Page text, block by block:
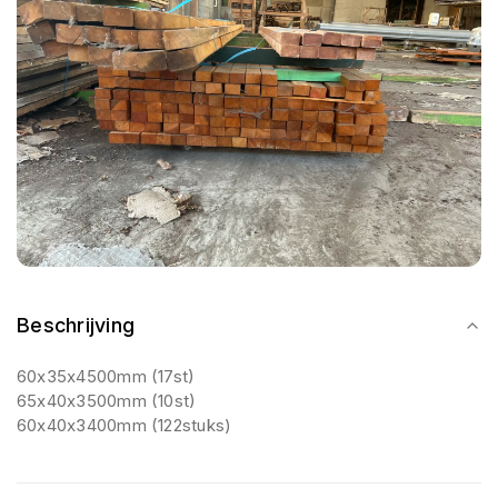
Beschrijving
60x35x4500mm (17st)
65x40x3500mm (10st)
60x40x3400mm (122stuks)